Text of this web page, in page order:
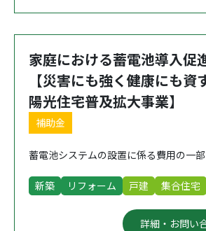
家庭における蓄電池導入促
【災害にも強く健康にも資
陽光住宅普及拡大事業】
補助金
蓄電池システムの設置に係る費用の一部
新築 リフォーム 戸建 集合住宅
詳細・お問い